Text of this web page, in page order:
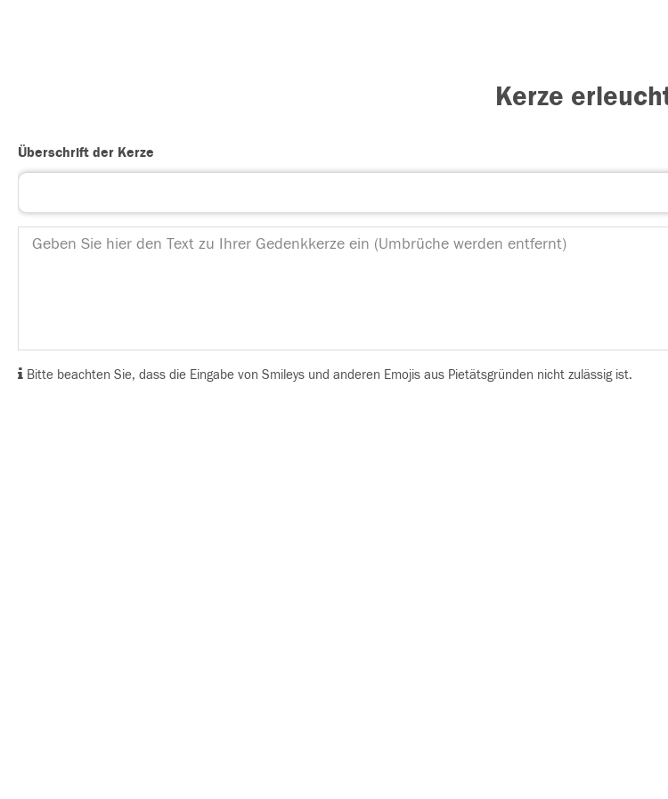
Kerze
Überschrift der Kerze
Bitte beachten Sie, dass die Eingabe von Smileys und anderen Emojis aus Pietätsgründen nicht zulässig ist.